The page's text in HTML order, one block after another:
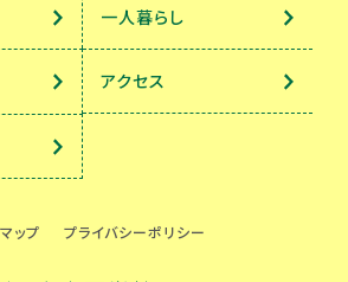
一人暮らし
アクセス
ップ プライバシーポリシー